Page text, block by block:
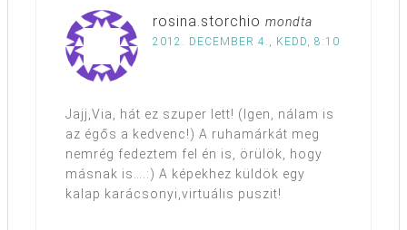
rosina.storchio mondta
2012. DECEMBER 4., KEDD, 8:10
Jajj,Via, hát ez szuper lett! (Igen, nálam is
az égős a kedvenc!) A ruhamárkát meg
nemrég fedeztem fel én is, örülök, hogy
másnak is….:) A képekhez küldök egy
kalap karácsonyi,virtuális puszit!